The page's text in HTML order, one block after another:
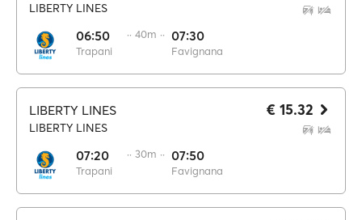
LIBERTY LINES
06:50
Trapani
·· 40m ·· 07:30
Favignana
LIBERTY LINES
LIBERTY LINES
07:20
Trapani
·· 30m ·· 07:50
Favignana
€ 15.32